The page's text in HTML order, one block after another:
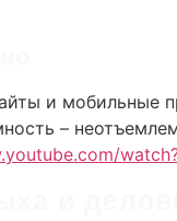
и мобильные
–